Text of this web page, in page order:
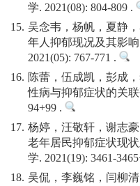
学. 2021(08): 804-809 .
15. 吴念韦，杨帆，夏静
年人抑郁现况及其影
2021(05): 767-771 .
16. 陈蕾，伍成凯，彭成
性病与抑郁症状的关
94+99 .
17. 杨婷，汪敬轩，谢志
老年居民抑郁症状现
学. 2021(19): 3461-
18. 吴侃，李巍铭，闫柳